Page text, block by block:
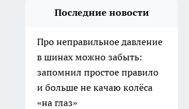
Последние новости
Про неправильное давление
в шинах можно забыть:
запомнил простое правило
и больше не качаю колёса
«на глаз»